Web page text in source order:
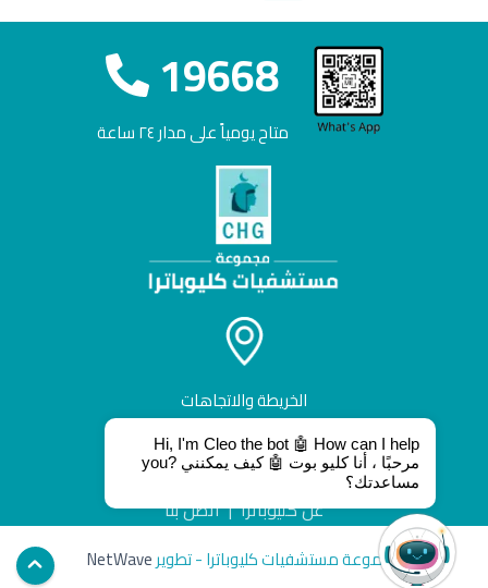
19668
متاح يومياً على مدار ٢٤ ساعة
الخريطة والاتجاهات
عن كليوباترا |أتصل بنا
مجموعة مستشفيات كليوباترا - تطويرNetWave
Hi, I'm Cleo the bot 🤖 How can I help
you? مرحبًا ، أنا كليو بوت 🤖 كيف يمكنني
مساعدتك؟